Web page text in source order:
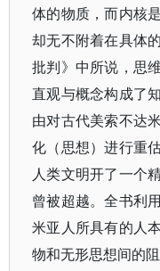
体的物质，而内核
却无不附着在具体
批判》中所说，思
直观与概念构成了
由对古代美索不达
化（思想）进行重
人类文明开了一个
曾被超越。全书利
米亚人所具有的人
物和无形思想间的